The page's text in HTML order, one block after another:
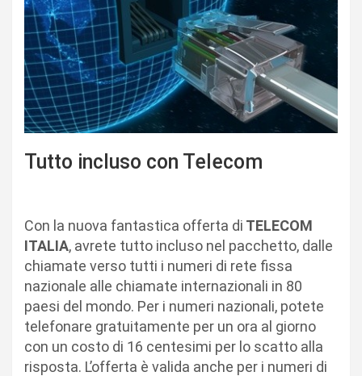
Tutto incluso con Telecom
Con la nuova fantastica offerta di TELECOM
ITALIA, avrete tutto incluso nel pacchetto, dalle
chiamate verso tutti i numeri di rete fissa
nazionale alle chiamate internazionali in 80
paesi del mondo. Per i numeri nazionali, potete
telefonare gratuitamente per un ora al giorno
con un costo di 16 centesimi per lo scatto alla
risposta. L’offerta è valida anche per i numeri di